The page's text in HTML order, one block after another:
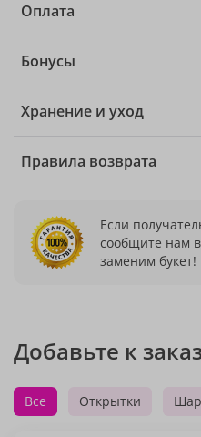
Оплата
Бонусы
Хранение и уход
Правила возврата
Если
сообщите нам
заменим букет!
Добавьте к
Все Открытки